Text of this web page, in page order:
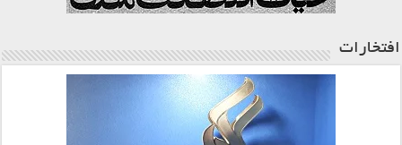
افتخارات